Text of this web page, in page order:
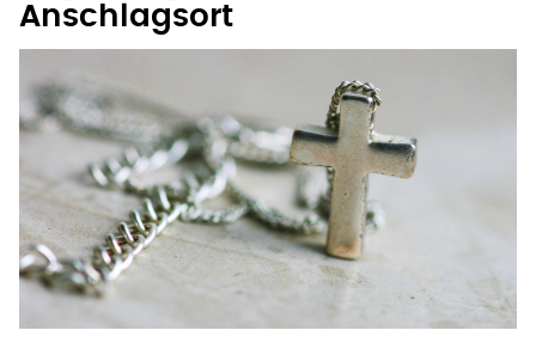
Anschlagsort